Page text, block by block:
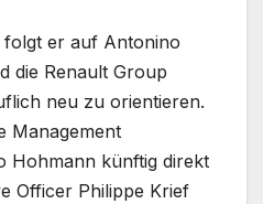
folgt er auf Antonino
die Renault Group
neu zu orientieren.
Management
Hohmann künftig direkt
Officer Philippe Krief